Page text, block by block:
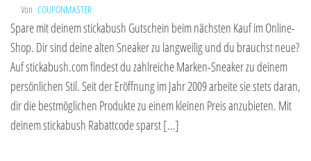
Von COUPONMASTER
Spare mit deinem stickabush Gutschein beim nächsten Kauf im Online-
Shop. Dir sind deine alten Sneaker zu langweilig und du brauchst neue?
Auf stickabush.com findest du zahlreiche Marken-Sneaker zu deinem
persönlichen Stil. Seit der Eröffnung im Jahr 2009 arbeite sie stets daran,
dir die bestmöglichen Produkte zu einem kleinen Preis anzubieten. Mit
deinem stickabush Rabattcode sparst […]